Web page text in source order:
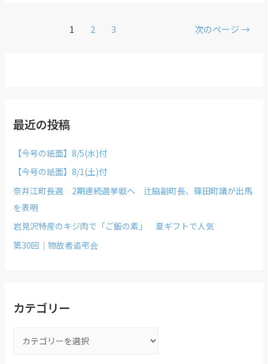
1 2 3 次のページ→
最近の投稿
【今号の紙面】8/5(水)付
【今号の紙面】8/1(土)付
奈井江町長選 2期連続選挙戦へ 辻脇副町長、篠田町議が出馬
を表明
岩見沢特産のキジ肉で「ご飯の素」 夏ギフトで人気
第30回｜物故者追弔会
カテゴリー